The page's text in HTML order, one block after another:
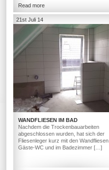
Read more
21st Juli 14
WANDFLIESEN IM BAD
Nachdem die Trockenbauarbeiten
abgeschlossen wurden, hat sich der
Fliesenleger kurz mit den
Gäste-WC und im Badezimmer […]